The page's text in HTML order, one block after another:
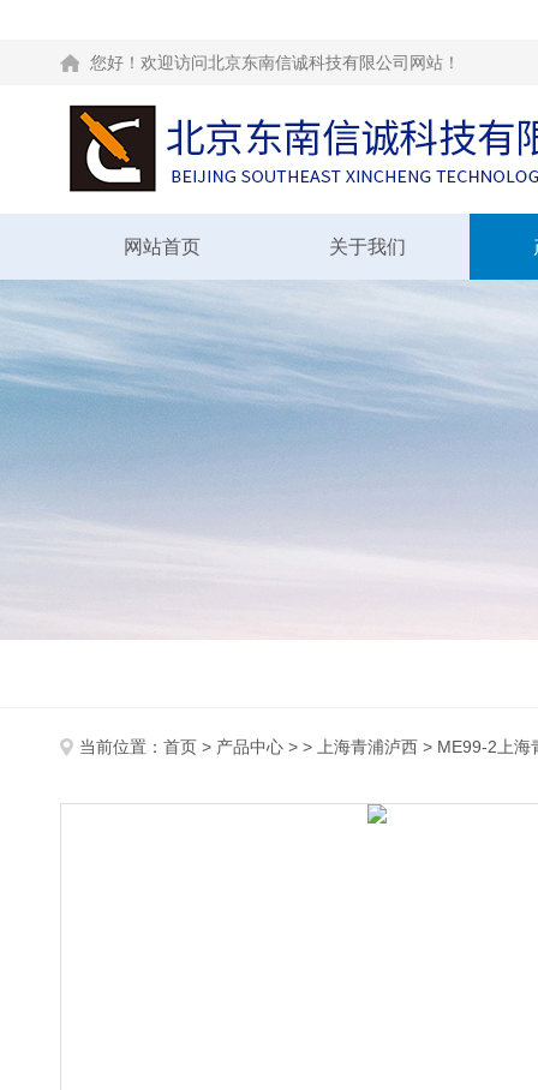
您好！欢迎访问北京东南信诚科技有限公司网站！
网站首页 关于我们
当前位置： 首页 > 产品中心 > > 上海青浦泸西 > ME99-2上海